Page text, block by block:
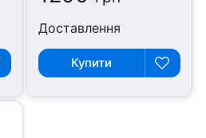
Доставлення
Купити